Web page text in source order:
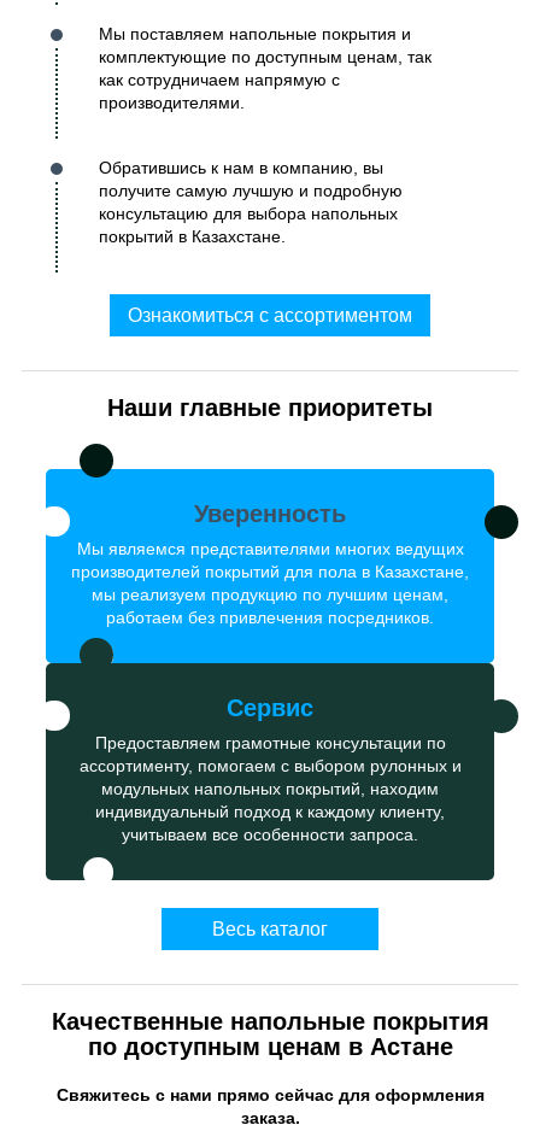
Мы поставляем напольные покрытия и
комплектующие по доступным ценам, так
как сотрудничаем напрямую с
производителями.
Обратившись к нам в компанию, вы
получите самую лучшую и подробную
консультацию для выбора напольных
покрытий в Казахстане.
Ознакомиться с ассортиментом
Наши главные приоритеты
Уверенность
Мы являемся представителями многих ведущих
производителей покрытий для пола в Казахстане,
мы реализуем продукцию по лучшим ценам,
работаем без привлечения посредников.
Сервис
Предоставляем грамотные консультации по
ассортименту, помогаем с выбором рулонных и
модульных напольных покрытий, находим
индивидуальный подход к каждому клиенту,
учитываем все особенности запроса.
Весь каталог
Качественные напольные покрытия
по доступным ценам в Астане
Свяжитесь с нами прямо сейчас для оформления
заказа.